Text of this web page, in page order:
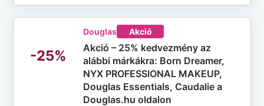
-25%
Douglas Akció
Akció – 25% kedvezmény az
alábbi márkákra: Born Dreamer,
NYX PROFESSIONAL MAKEUP,
Douglas Essentials, Caudalie a
Douglas.hu oldalon